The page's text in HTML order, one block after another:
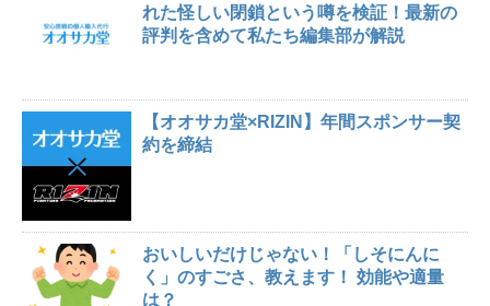
れた怪しい閉鎖という噂を検証！最新の
評判を含めて私たち編集部が解説
【オオサカ堂×RIZIN】年間スポンサー契
約を締結
おいしいだけじゃない！「しそにんに
く」のすごさ、教えます！ 効能や適量
は？